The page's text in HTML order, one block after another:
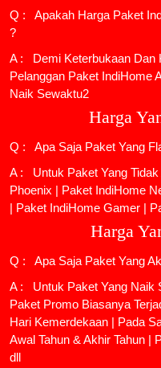
Q : Apakah Harga Paket
?
A : Demi Keterbukaan Dan
Pelanggan Paket IndiHome
Naik Sewaktu2
Harga
Q : Apa Saja Paket Yang
A : Untuk Paket Yang Tidak
Phoenix | Paket IndiHome
| Paket IndiHome Gamer |
Harga
Q : Apa Saja Paket Yang
A : Untuk Paket Yang Naik
Paket Promo Biasanya
Hari Kemerdekaan | Pada
Awal Tahun & Akhir Tahun |
dll